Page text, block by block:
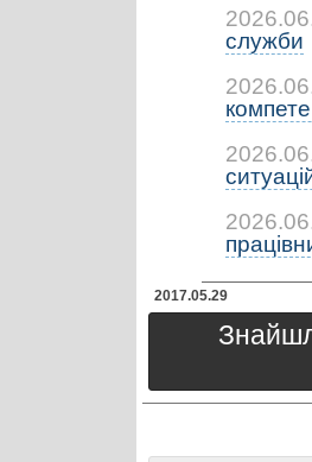
служби
2017.05.29